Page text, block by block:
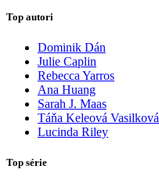
Top autori
Dominik Dán
Julie Caplin
Rebecca Yarros
Ana Huang
Sarah J. Maas
Táňa Keleová Vasilková
Lucinda Riley
Top série